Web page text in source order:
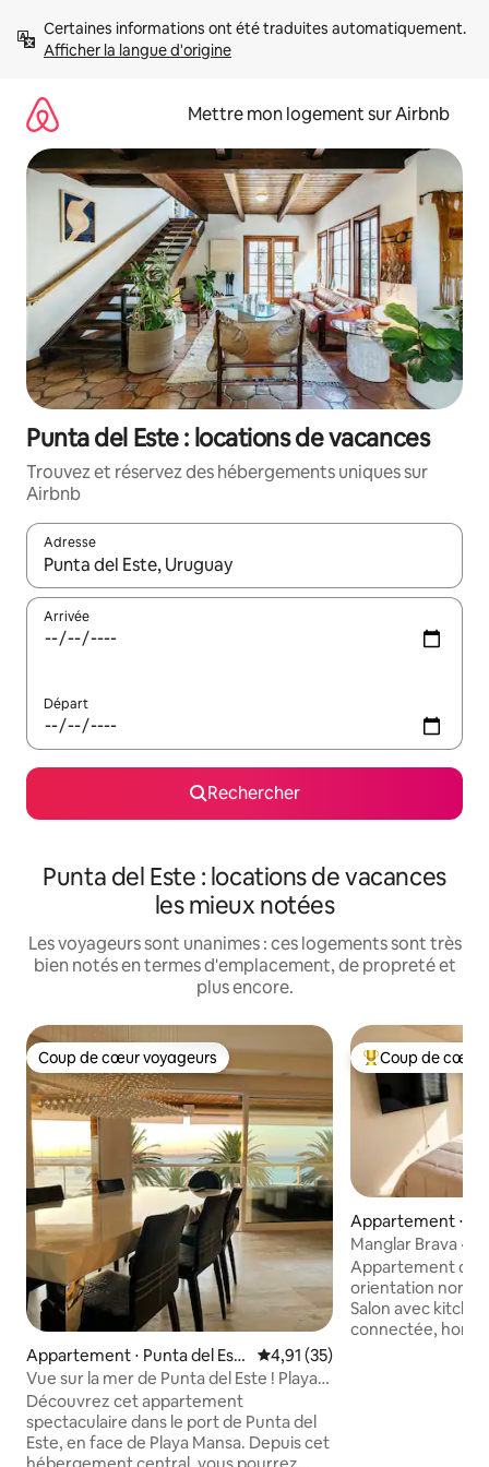
directement
Afficher la langue d'origine
Mettre mon logement sur Airbnb
Punta del Este : locations de vacances
Trouvez et réservez des hébergements uniques sur
Airbnb
Adresse
Lorsque les résultats s'affichent, utilisez les flèches vers le
Arrivée
Départ
Rechercher
Punta del Este : locations de vacances
les mieux notées
Les voyageurs sont unanimes : ces logements sont très
bien notés en termes d'emplacement, de propreté et
plus encore.
Coup de cœur voyageurs
Coup de cœur voyageurs
Appartement ⋅ Punta del Est
e
Évaluation moyenne sur la
4,91 (35)
Vue sur la mer de Punta del Este ! Playa
Mansa. Puerto.
Découvrez cet appartement
spectaculaire dans le port de Punta del
Este, en face de Playa Mansa. Depuis cet
Coups de cœur
Coup de cœur
Appartement ⋅
Manglar Brava ·
mer · 11e étage
Appartement
orientation nord,
Salon avec
connectée, home